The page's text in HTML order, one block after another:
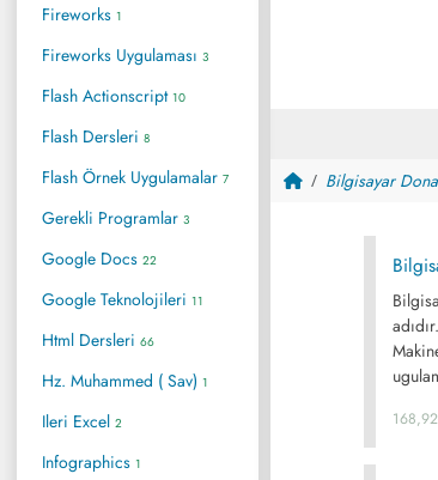
Fireworks 1
Fireworks Uygulaması 3
Flash Actionscript 10
Flash Dersleri 8
Flash Örnek Uygulamalar 7
Gerekli Programlar 3
Google Docs 22
Google Teknolojileri 11
Html Dersleri 66
Hz. Muhammed ( Sav) 1
Ileri Excel 2
Infographics 1
Bilgisayar